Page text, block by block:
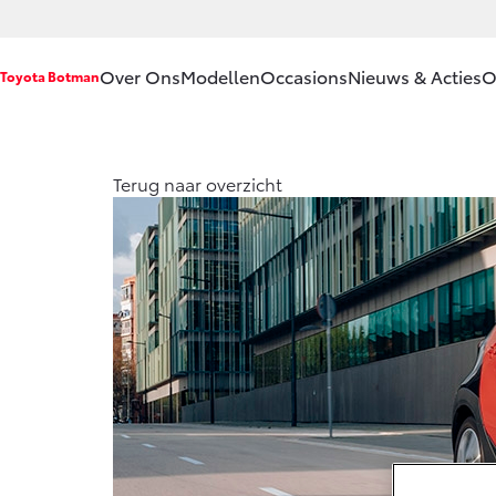
Toyota BotmanOver Ons
Ons bedrijf
Onze
medewerkers
Contact en
Route
Vacatures
Historie
Klantbeoordelingen
Klachtenprocedure
Modellen
HYBRIDE
Vanaf € 23.750,-
Corolla Hatchback
HYBRIDE
OccasionsNieuws & Acties
Terug naar overzicht